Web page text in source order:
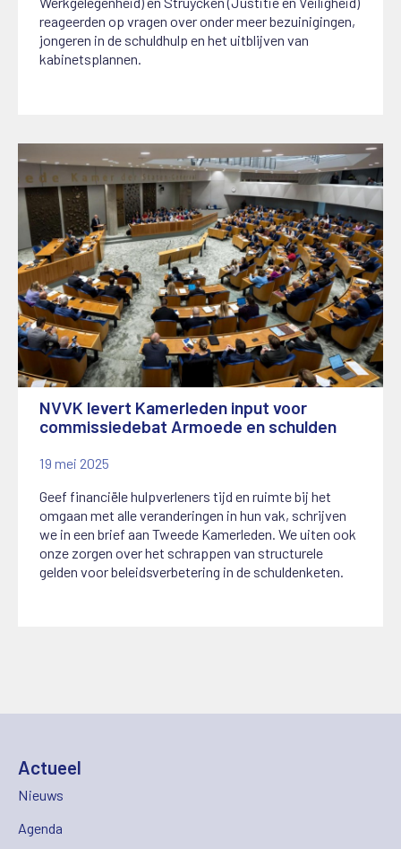
reageerden op vragen over onder meer bezuinigingen,
jongeren in de schuldhulp en het uitblijven van
kabinetsplannen.
NVVK levert Kamerleden input voor
commissiedebat Armoede en schulden
19 mei 2025
Geef financiële hulpverleners tijd en ruimte bij het
omgaan met alle veranderingen in hun vak, schrijven
we in een brief aan Tweede Kamerleden. We uiten ook
onze zorgen over het schrappen van structurele
gelden voor beleidsverbetering in de schuldenketen.
Actueel
Nieuws
Agenda